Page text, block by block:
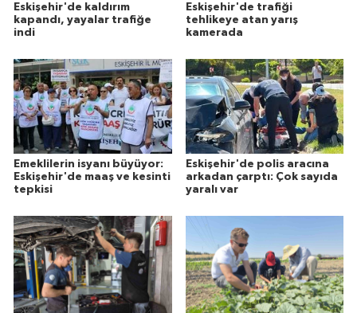
Eskişehir'de kaldırım
kapandı, yayalar trafiğe
indi
Eskişehir'de trafiği
tehlikeye atan yarış
kamerada
Emeklilerin isyanı büyüyor:
Eskişehir'de maaş ve kesinti
tepkisi
Eskişehir'de polis aracına
arkadan çarptı: Çok sayıda
yaralı var